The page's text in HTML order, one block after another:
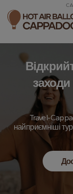
заходи
Travel-
найприємніші